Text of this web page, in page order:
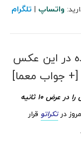
واتساپ | تلگرام
در این عکس
تست هوش : خرس پنهان شده در این عکس را در عرض 10 ثانیه
درتکراتو قرار